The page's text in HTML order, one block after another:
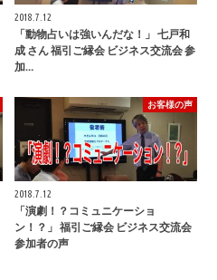
2018.7.12
「動物占いは強いんだな！」 七戸和
成 さん 福引ご縁会 ビジネス交流会 参
加…
お客様の声
2018.7.12
「演劇！？コミュニケーショ
ン！？」 福引ご縁会 ビジネス交流会
参加者の声